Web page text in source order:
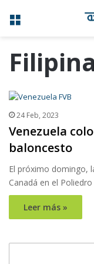
Menú
24 Feb, 2023
Venezuela
baloncesto
El próximo domingo,
Canadá en el
Leer más »